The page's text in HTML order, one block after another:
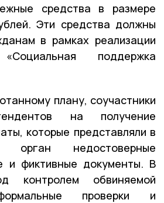
средства в размере
Эти средства должны
в рамках реализации
поддержка
плану, соучастники
на получение
которые представляли в
орган недостоверные
и фиктивные документы. В
контролем обвиняемой
проверки и